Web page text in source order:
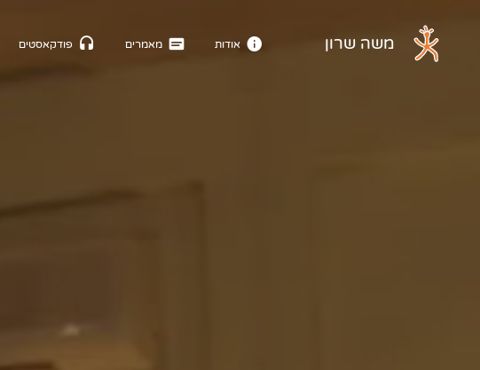
משה שרון אודות מאמרים פודקאסטים